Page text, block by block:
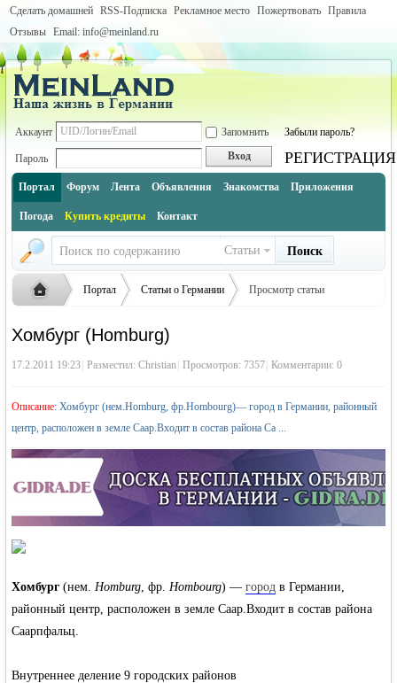
Сделать домашней RSS-Подписка Рекламное место Пожертвовать Правила
Отзывы Email: info@meinland.ru
Аккаунт Запомнить Забыли пароль?
Пароль Вход РЕГИСТРАЦИЯ
Портал Форум Лента Объявления Знакомства Приложения
Погода Купить кредиты Контакт
Статьи Поиск
Русская
жизнь и
›
Портал
›
Статьи о Германии
›
Саар (Saarland)
›
Просмотр статьи
Хомбург (Homburg)
17.2.2011 19:23 Разместил:Christian Просмотров: 7357 Комментарии: 0
Описание: Хомбург (нем.Homburg, фр.Hombourg)— город в Германии, районный
центр, расположен в земле Саар.Входит в состав района Са ...
Хомбург (нем.Homburg, фр.Hombourg) —город в Германии,
районный центр, расположен в земле Саар.Входит в состав района
Саарпфальц.
Внутреннее деление 9 городских районов